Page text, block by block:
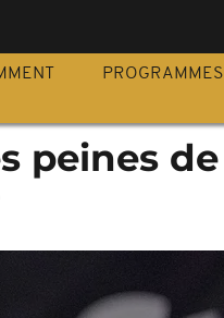
PROGRAMMES
peines de